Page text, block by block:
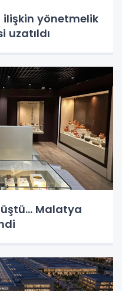
ilişkin yönetmelik
uzatıldı
Malatya